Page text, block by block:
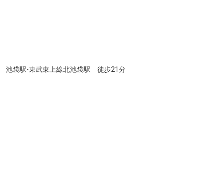
池袋駅-東武東上線北池袋駅 徒歩21分